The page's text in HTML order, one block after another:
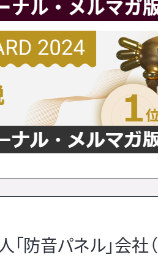
防音パネル」会社